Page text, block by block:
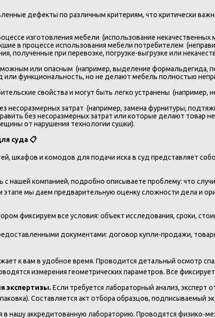
дефекты по различным критериям, что критически
изготовления мебели (использование некачественных
в процессе использования мебели потребителем
полученные при перевозке, погрузке-выгрузке или
или опасным (например, выделение формальдегида,
функциональность, но не делают мебель полностью
свойства и могут быть легко устранены (например,
несоразмерных затрат (например, замена фурнитуры,
без несоразмерных затрат или которые делают товар
от нарушения технологии сушки).
суда📋
шкафов и комодов для подачи иска в суд представляет
с нашей компанией, подробно описываете проблему: что
мы даем предварительную оценку сложности дела и
фиксируем все условия: объект исследования, сроки,
документами: договор купли-продажи,
к вам в удобное время. Проводится детальный осмотр
измерения геометрических параметров. Все
экспертизы.Если требуется лабораторный анализ, эксперт
Составляется акт отбора образцов,
нашу аккредитованную лабораторию. Проводятся физико-